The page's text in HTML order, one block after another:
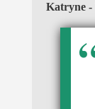
Katryne -